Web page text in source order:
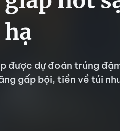
được dự đoán trúng
gấp bội, tiền về túi